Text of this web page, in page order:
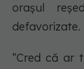
orașul
defavorizate.
”Cred că ar